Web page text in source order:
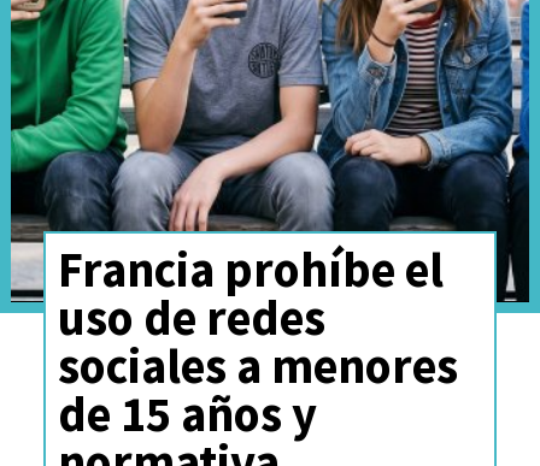
layout for voice channels.
You'll be able to switch
the default view of
people in your voice chat
into Living Room mode,
which displays everyone
in different seats.
pic.twitter.com/Pn0mPCvqlS
— Discord Previews (@DiscordPreviews)
Francia prohíbe el
uso de redes
sociales a menores
de 15 años y